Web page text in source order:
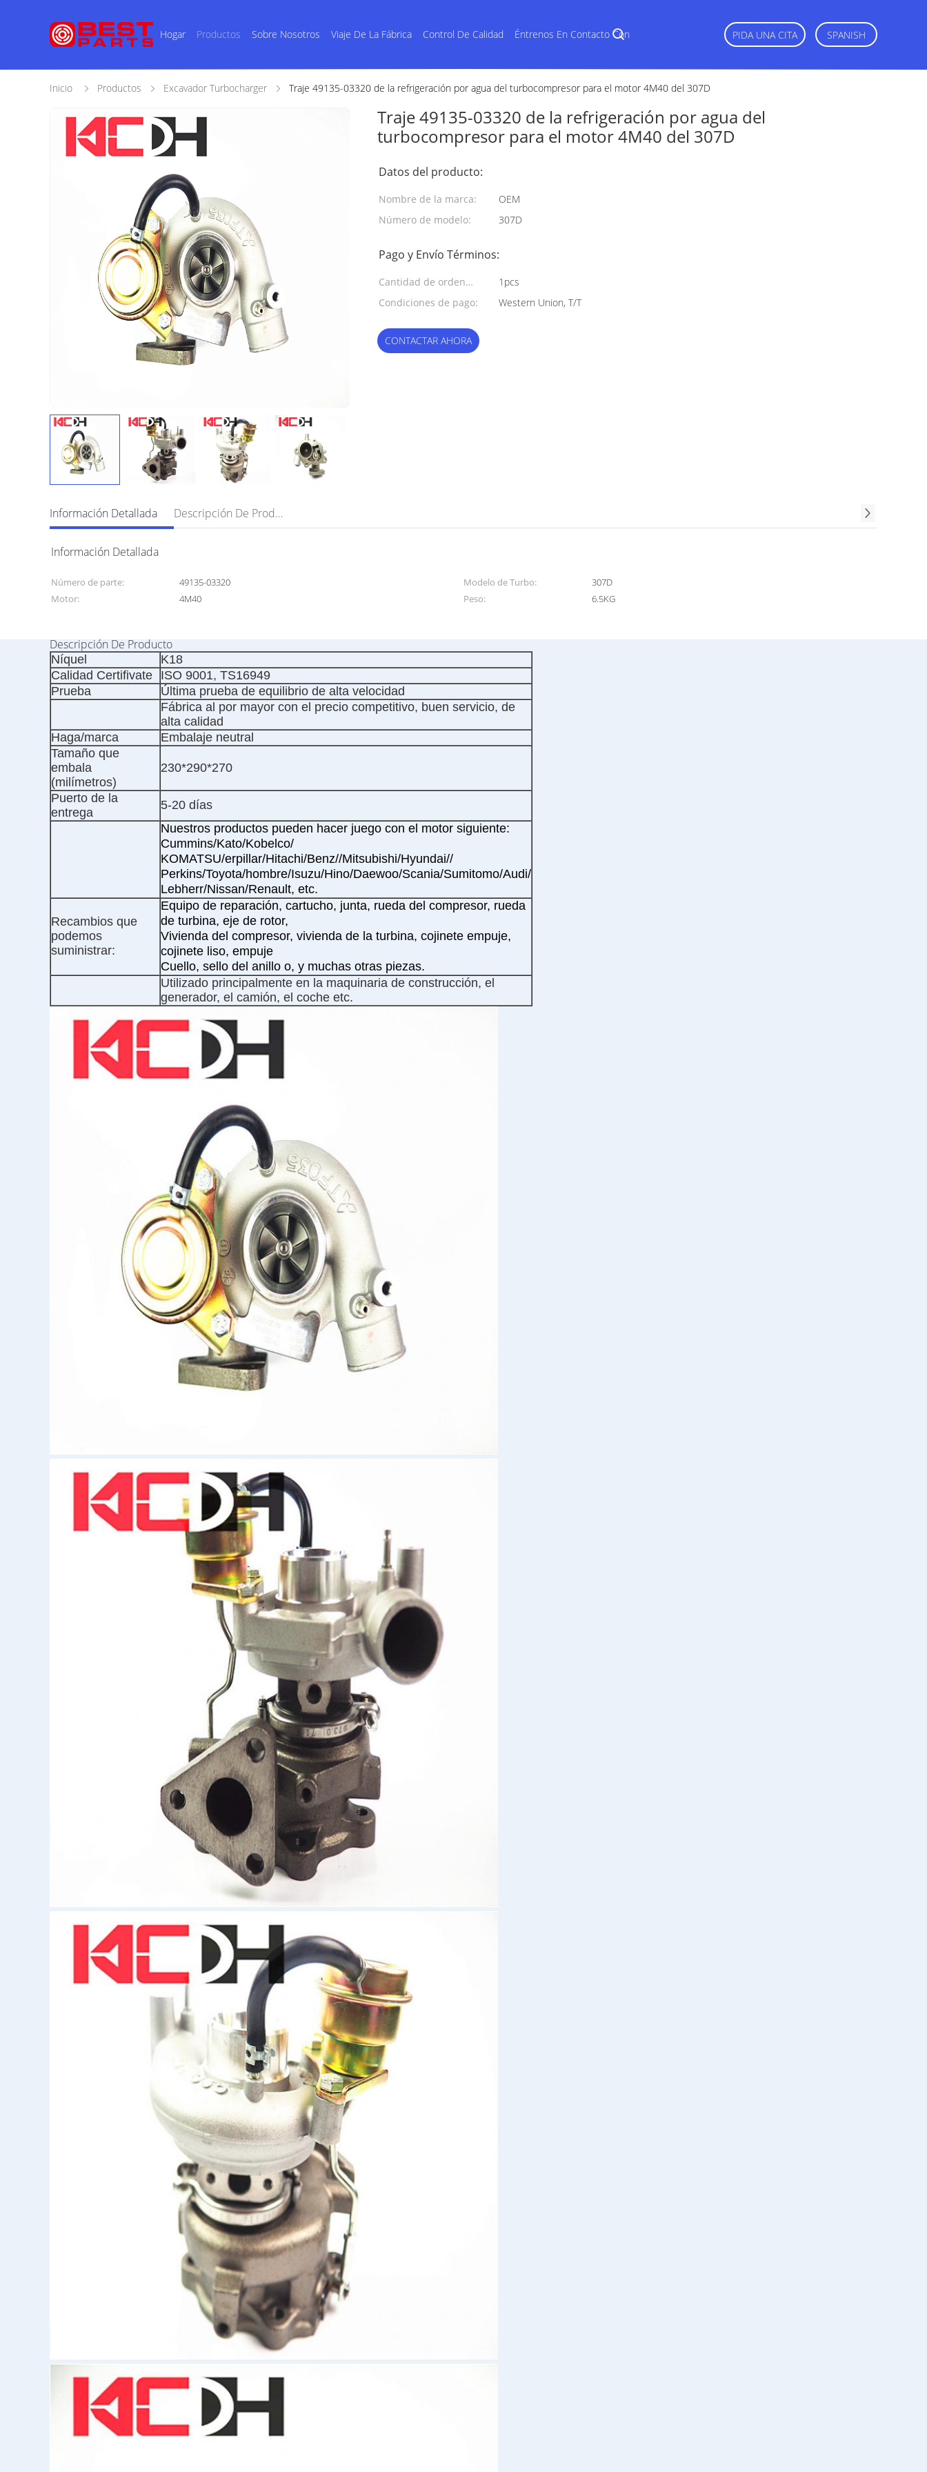
Hogar Productos Sobre Nosotros Viaje De La Fábrica Control De Calidad Éntrenos En Contacto Con PIDA UNA CITA SPANISH
Inicio Productos Excavador Turbocharger Traje 49135-03320 de la refrigeración por agua del turbocompresor para el motor 4M40 del 307D
Traje 49135-03320 de la refrigeración por agua del
turbocompresor para el motor 4M40 del 307D
Datos del producto:
Nombre de la marca:
OEM
Número de modelo:
307D
Pago y Envío Términos:
Cantidad de orden
mínima:
1pcs
Condiciones de pago:
Western Union, T/T
CONTACTAR AHORA
Información Detallada Descripción De Producto
Información Detallada
Número de parte: 49135-03320 Modelo de Turbo:
307D
Motor:
4M40 Peso: 6.5KG
Descripción De Producto
Níquel
K18
Calidad Certifivate
ISO 9001, TS16949
Prueba
Última prueba de equilibrio de alta velocidad
Fábrica al por mayor con el precio competitivo, buen servicio, de
alta calidad
Haga/marca
Embalaje neutral
Tamaño que
embala
(milímetros)
230*290*270
Puerto de la
entrega
5-20 días
Nuestros productos pueden hacer juego con el motor siguiente:
Cummins/Kato/Kobelco/
KOMATSU/erpillar/Hitachi/Benz//Mitsubishi/Hyundai//
Perkins/Toyota/hombre/Isuzu/Hino/Daewoo/Scania/Sumitomo/Audi/
Lebherr/Nissan/Renault, etc.
Recambios que
podemos
suministrar:
Equipo de reparación, cartucho, junta, rueda del compresor, rueda
de turbina, eje de rotor,
Vivienda del compresor, vivienda de la turbina, cojinete empuje,
cojinete liso, empuje
Cuello, sello del anillo o, y muchas otras piezas.
Utilizado principalmente en la maquinaria de construcción, el
generador, el camión, el coche etc.